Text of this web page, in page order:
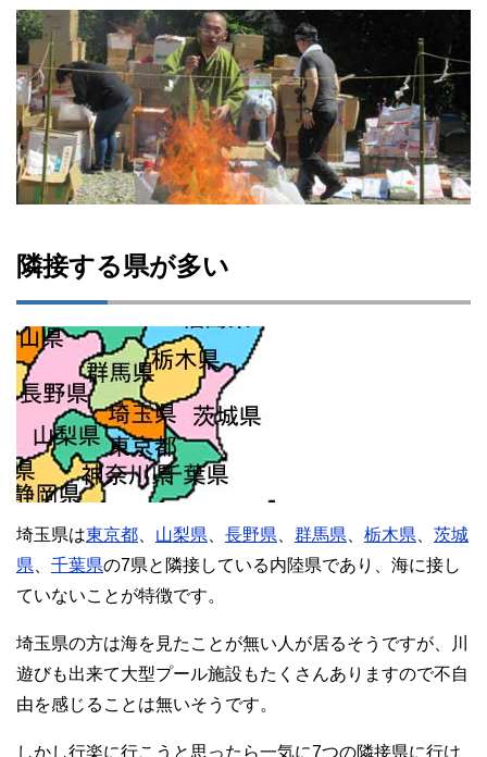
隣接する県が多い
埼玉県は東京都 山梨県 長野県 群馬県 栃木県
茨城
県
千葉県の7県と隣接している内陸県であり、海に接し
ていないことが特徴です。
埼玉県の方は海を見たことが無い人が居るそうですが、川
遊びも出来て大型プール施設もたくさんありますので不自
由を感じることは無いそうです。
しかし行楽に行こうと思ったら一気に7つの隣接県に行け